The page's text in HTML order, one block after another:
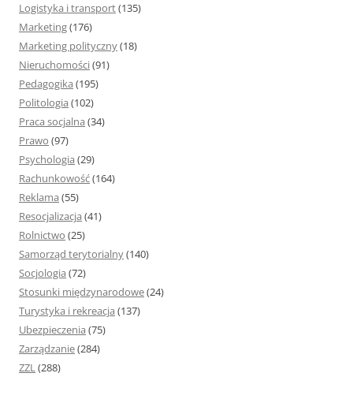
Logistyka i transport(135)
Marketing(176)
Marketing polityczny(18)
Nieruchomości(91)
Pedagogika (195)
Politologia (102)
Praca socjalna (34)
Prawo (97)
Psychologia (29)
Rachunkowość(164)
Reklama (55)
Resocjalizacja (41)
Rolnictwo (25)
Samorząd terytorialny(140)
Socjologia (72)
Stosunki międzynarodowe(24)
Turystyka i rekreacja (137)
Ubezpieczenia (75)
Zarządzanie(284)
ZZL(288)